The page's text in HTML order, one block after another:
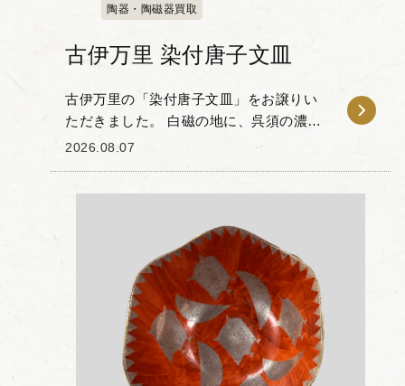
陶器・陶磁器買取
古伊万里 染付唐子文皿
古伊万里の「染付唐子文皿」をお譲りい
ただきました。 白磁の地に、呉須の濃淡
を用いて唐子の姿が描かれた作品です。
2026.08.07